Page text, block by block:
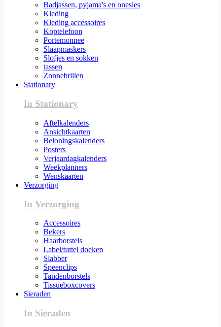
Badjassen, pyjama's en onesies
Kleding
Kleding accessoires
Koptelefoon
Portemonnee
Slaapmaskers
Slofjes en sokken
tassen
Zonnebrillen
Stationary
In Stationary
Aftelkalenders
Ansichtkaarten
Beloningskalenders
Posters
Verjaardagkalenders
Weekplanners
Wenskaarten
Verzorging
In Verzorging
Accessoires
Bekers
Haarborstels
Label/tuttel doeken
Slabber
Speenclips
Tandenborstels
Tissueboxcovers
Sieraden
In Sieraden